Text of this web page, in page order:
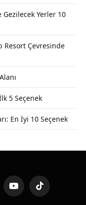
Yerler 10
Resort Çevresinde
5 Seçenek
En İyi 10 Seçenek
YouTubeTikTok